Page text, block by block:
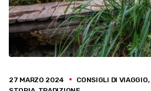
27 MARZO 2024 CONSIGLI DI VIAGGIO,